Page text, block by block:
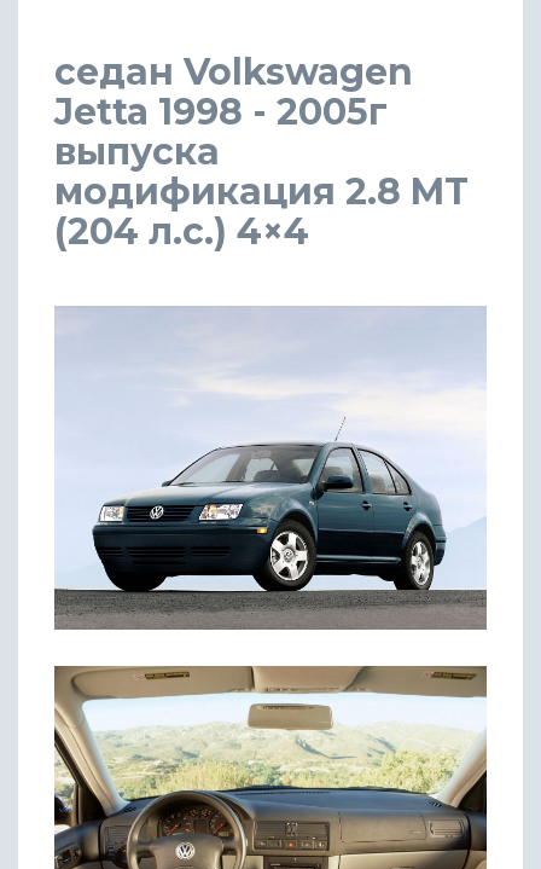
седан Volkswagen
Jetta 1998 - 2005г
выпуска
модификация 2.8 MT
(204 л.с.) 4×4